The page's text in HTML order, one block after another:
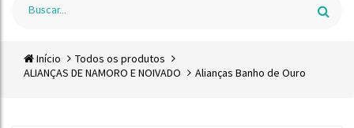
Início
Todos os produtos
ALIANÇAS DE NAMORO E NOIVADO
Alianças Banho de Ouro